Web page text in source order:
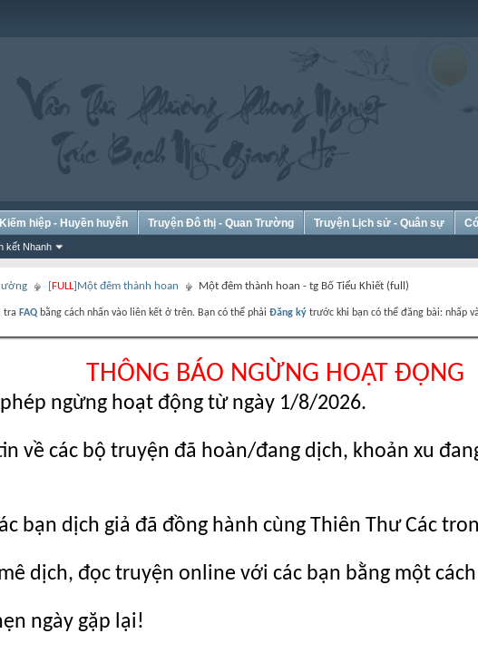
kết Nhanh
hiệp - Huyền huyễn Truyện Đô thị - Quan Trường Truyện Lịch sử - Quân sự
[FULL]Một đêm thành hoan Một đêm thành hoan - tg Bố Tiểu Khiết (full)
tra FAQ bằng cách nhấn vào liên kết ở trên. Bạn có thể phải Đăng ký trước khi bạn có thể đăng bài: nhấp
THÔNG BÁO NGỪNG HOẠT ĐỘNG
ngừng hoạt động từ ngày 1/8/2026.
về các bộ truyện đã hoàn/đang dịch, khoản xu
bạn dịch giả đã đồng hành cùng Thiên Thư Các
dịch, đọc truyện online với các bạn bằng một
ngày gặp lại!